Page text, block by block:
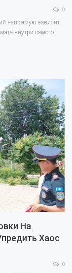
0
напрямую зависит
внутри самого
На
Хаос
0